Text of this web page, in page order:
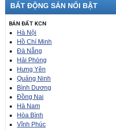
BẤT ĐỘNG SẢN NỔI BẬT
BÁN ĐẤT KCN
Hà Nội
Hồ Chí Minh
Đà Nẵng
Hải Phòng
Hưng Yên
Quảng Ninh
Bình Dương
Đồng Nai
Hà Nam
Hòa Bình
Vĩnh Phúc